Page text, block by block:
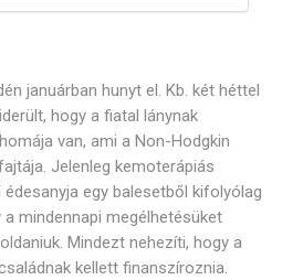
januárban hunyt el. Kb. két héttel
hogy a fiatal lánynak
van, ami a Non-Hodgkin
Jelenleg kemoterápiás
édesanyja egy balesetből kifolyólag
mindennapi megélhetésüket
Mindezt nehezíti, hogy a
kellett finanszíroznia.